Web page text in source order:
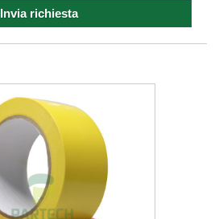
Invia richiesta